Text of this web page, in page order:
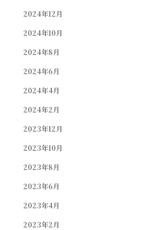
2024年12月
2024年10月
2024年8月
2024年6月
2024年4月
2024年2月
2023年12月
2023年10月
2023年8月
2023年6月
2023年4月
2023年2月